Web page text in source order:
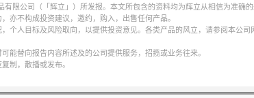
限公司（「辉立」）所发报。本文所包含的资料均为辉立从相信为准确
亦不构成投资建议，邀约，购入，出售任何产品。
个人目标及风险取向，以提供投资意见。各类产品的风立，请参阅本公司
能替向报告内容所述及的公司提供服务，招揽或业务往来。
制，散播或发布。